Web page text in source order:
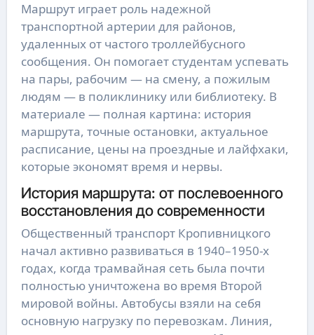
Маршрут играет роль надежной
транспортной артерии для районов,
удаленных от частого троллейбусного
сообщения. Он помогает студентам успевать
на пары, рабочим — на смену, а пожилым
людям — в поликлинику или библиотеку. В
материале — полная картина: история
маршрута, точные остановки, актуальное
расписание, цены на проездные и лайфхаки,
которые экономят время и нервы.
История маршрута: от послевоенного
восстановления до современности
Общественный транспорт Кропивницкого
начал активно развиваться в 1940–1950-х
годах, когда трамвайная сеть была почти
полностью уничтожена во время Второй
мировой войны. Автобусы взяли на себя
основную нагрузку по перевозкам. Линия,